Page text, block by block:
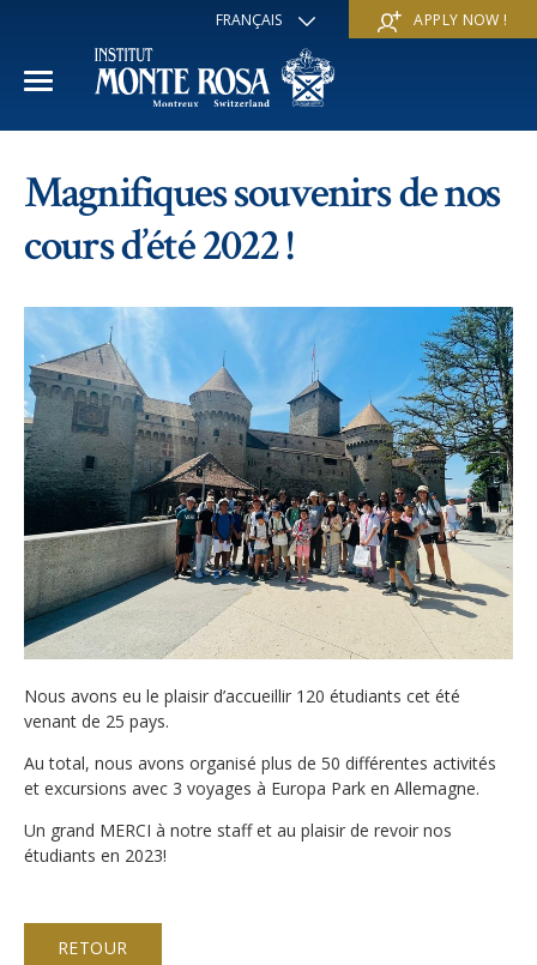
FRANÇAIS
DEUTSCH
日本
APPLY NOW !
Section internationale
Programme Trans-académique
Langues
Sports et arts
Programmes à la carte
Inscriptions
Apply
COURS D'ÉTÉ
Services
Programmes spéciaux
Inscriptions
FAQ
Découvrir
Services
Inscriptions
IE PROGRAMME
L'ÉCOLE
Mission et valeur pédagogique
Vie scolaire
Atmosphère en classe
Hébergement
Notre Restaurant
Sécurité
FAQ
A propos de nous
Historique
Actualités
Galeries
Campus
Cours de vacances d'été
Cours de vacances d'hiver
Graduation
Fête des Narcisses
Bal du Printemps
Offres d'emploi
Liens
Virtual tour
Contact
Magnifiques souvenirs de nos
cours d’été 2022 !
Nous avons eu le plaisir d’accueillir 120 étudiants cet été
venant de 25 pays.
Au total, nous avons organisé plus de 50 différentes activités
et excursions avec 3 voyages à Europa Park en Allemagne.
Un grand MERCI à notre staff et au plaisir de revoir nos
étudiants en 2023!
RETOUR